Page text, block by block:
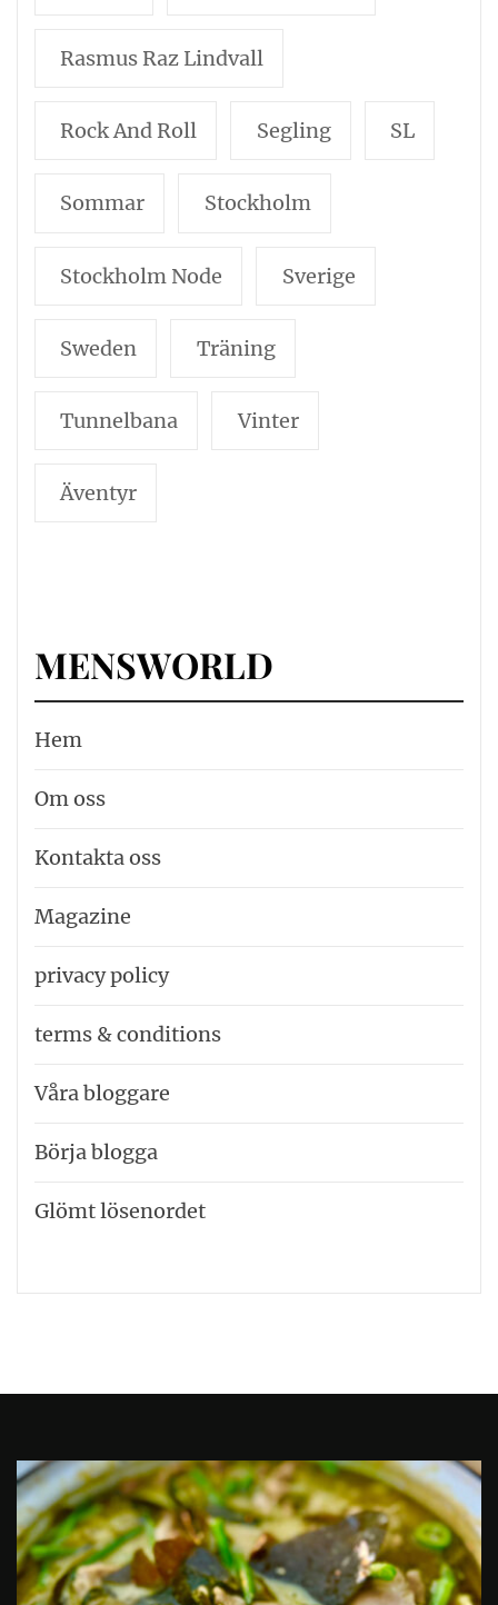
Rasmus Raz Lindvall
Rock And Roll Segling SL
Sommar Stockholm
Stockholm Node Sverige
Sweden Träning
Tunnelbana Vinter
Äventyr
MENSWORLD
Hem
Om oss
Kontakta oss
Magazine
privacy policy
terms & conditions
Våra bloggare
Börja blogga
Glömt lösenordet